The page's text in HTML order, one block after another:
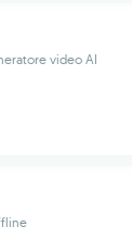
video AI